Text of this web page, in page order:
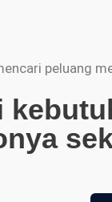
peluang